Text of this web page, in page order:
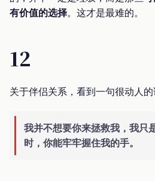
有价值的选择。这才是最难的。
12
关于伴侣关系，看到一句很动人的
我并不想要你来拯救我，我只
时，你能牢牢握住我的手。